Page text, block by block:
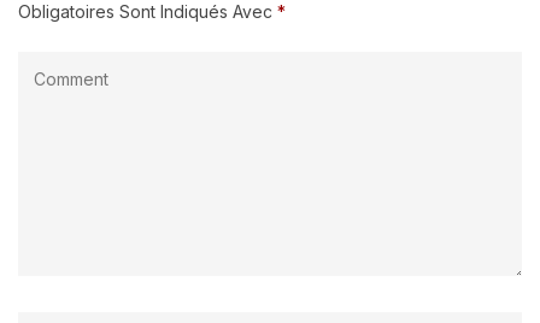
Obligatoires Sont Indiqués Avec *